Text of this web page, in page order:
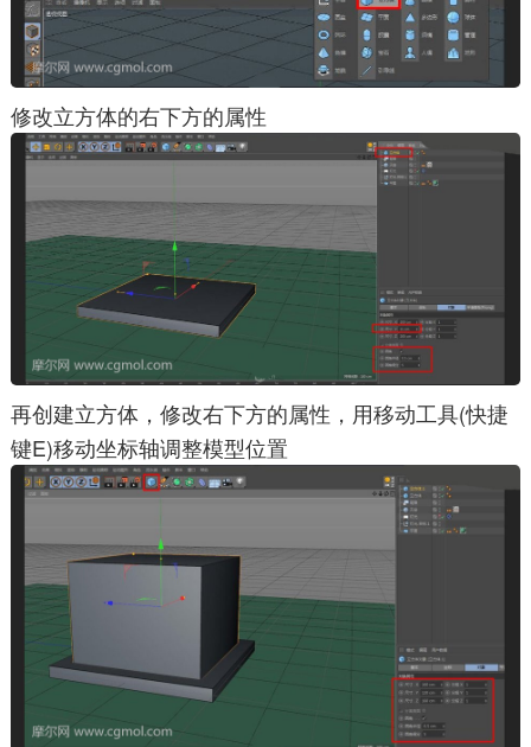
修改立方体的右下方的属性
再创建立方体，修改右下方的属性，用移动工具(快捷
键E)移动坐标轴调整模型位置